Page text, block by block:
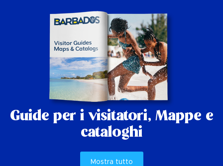
Guide per i visitatori, Mappe e
cataloghi
Mostra tutto